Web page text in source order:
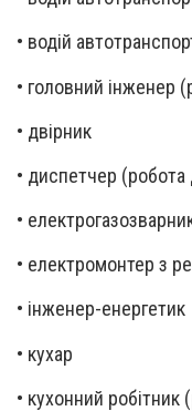
• водій
• головний інженер
• двірник
• диспетчер (робота
•
• електромонтер з
• інженер-енергетик
• кухар
• кухонний